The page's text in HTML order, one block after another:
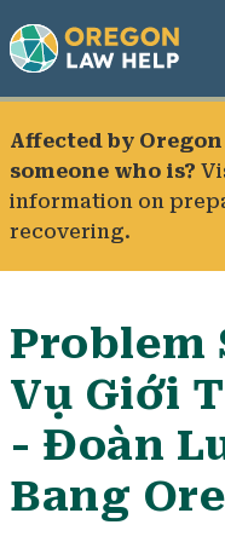
Affected by
someone who is?
information on
recovering.
Problem
Vụ Giới
- Đoàn
Bang